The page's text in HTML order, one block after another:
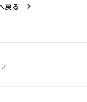
戻る